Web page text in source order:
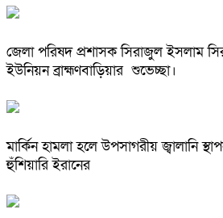
জেলা পরিষদ প্রশাসক সিরাজুল ইসলাম
ইউনিয়ন ব্রাহ্মণবাড়িয়ার শুভেচ্ছা।
মার্কিন হামলা হলে উপসাগরীয় জ্বালানি
হুঁশিয়ারি ইরানের